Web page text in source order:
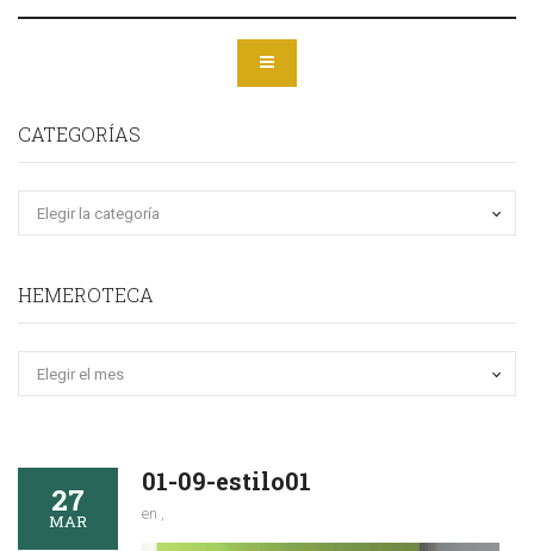
CATEGORÍAS
HEMEROTECA
27
MAR
01-09-estilo01
en ,